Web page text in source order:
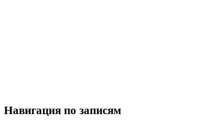
Навигация по записям